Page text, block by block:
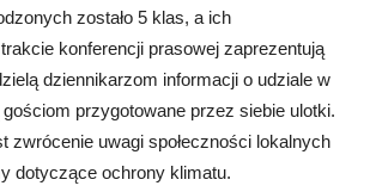
zostało 5 klas, a ich
konferencji prasowej zaprezentują
dziennikarzom informacji o udziale w
przygotowane przez siebie ulotki.
zwrócenie uwagi społeczności lokalnych
dotyczące ochrony klimatu.